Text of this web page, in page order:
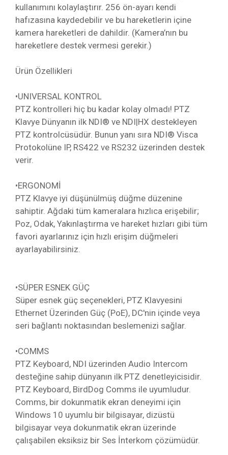
kullanımını kolaylaştırır. 256 ön-ayarı kendi
hafızasına kaydedebilir ve bu hareketlerin içine
kamera hareketleri de dahildir. (Kamera’nın bu
hareketlere destek vermesi gerekir.)
Ürün Özellikleri
•UNIVERSAL KONTROL
PTZ kontrolleri hiç bu kadar kolay olmadı! PTZ
Klavye Dünyanın ilk NDI® ve NDI|HX destekleyen
PTZ kontrolcüsüdür. Bunun yanı sıra NDI® Visca
Protokolüne IP, RS422 ve RS232 üzerinden destek
verir.
•ERGONOMİ
PTZ Klavye iyi düşünülmüş düğme düzenine
sahiptir. Ağdaki tüm kameralara hızlıca erişebilir;
Poz, Odak, Yakınlaştırma ve hareket hızları gibi tüm
favori ayarlarınız için hızlı erişim düğmeleri
ayarlayabilirsiniz.
•SÜPER ESNEK GÜÇ
Süper esnek güç seçenekleri, PTZ Klavyesini
Ethernet Üzerinden Güç (PoE), DC'nin içinde veya
seri bağlantı noktasından beslemenizi sağlar.
•COMMS
PTZ Keyboard, NDI üzerinden Audio Intercom
desteğine sahip dünyanın ilk PTZ denetleyicisidir.
PTZ Keyboard, BirdDog Comms ile uyumludur.
Comms, bir dokunmatik ekran deneyimi için
Windows 10 uyumlu bir bilgisayar, dizüstü
bilgisayar veya dokunmatik ekran üzerinde
çalışabilen eksiksiz bir Ses İnterkom çözümüdür.